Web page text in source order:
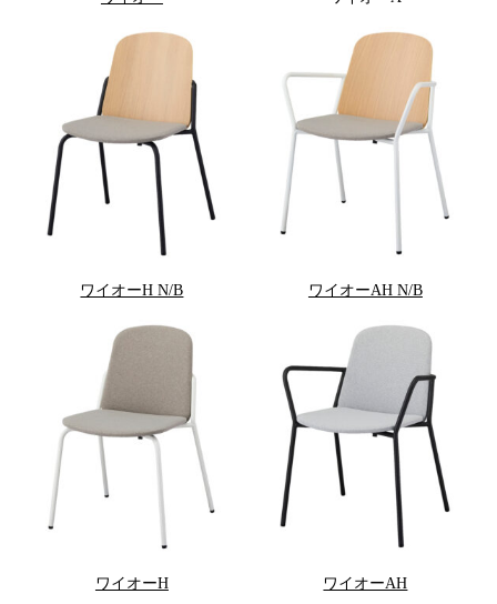
ワイオーH N/B ワイオーAH N/B
ワイオーH ワイオーAH